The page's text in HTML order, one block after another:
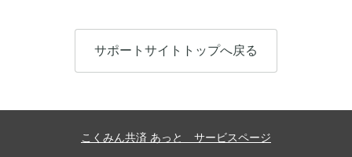
サポートサイトトップへ戻る
こくみん共済 あっと サービスページ